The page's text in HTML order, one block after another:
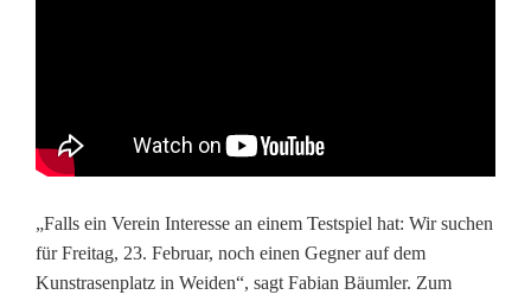
„Falls ein Verein Interesse an einem Testspiel hat: Wir suchen
für Freitag, 23. Februar, noch einen Gegner auf dem
Kunstrasenplatz in Weiden“, sagt Fabian Bäumler. Zum